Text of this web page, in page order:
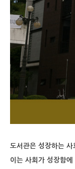
도서관은 성장하는 사
이는 사회가 성장함